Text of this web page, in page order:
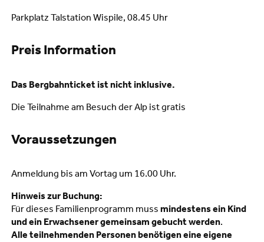
Parkplatz Talstation Wispile, 08.45 Uhr
Preis Information
Das Bergbahnticket ist nicht inklusive.
Die Teilnahme am Besuch der Alp ist gratis
Voraussetzungen
Anmeldung bis am Vortag um 16.00 Uhr.
Hinweis zur Buchung:
Für dieses Familienprogramm muss mindestens ein Kind
und ein Erwachsener gemeinsam gebucht werden.
Alle teilnehmenden Personen benötigen eine eigene